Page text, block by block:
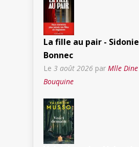
La fille au pair - Sidonie
Bonnec
Le 3 août 2026 par Mlle Dine
Bouquine